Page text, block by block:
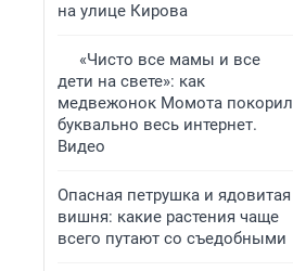
на улице Кирова
«Чисто все мамы и все
дети на свете»: как
медвежонок Момота покорил
буквально весь интернет.
Видео
Опасная петрушка и ядовитая
вишня: какие растения чаще
всего путают со съедобными